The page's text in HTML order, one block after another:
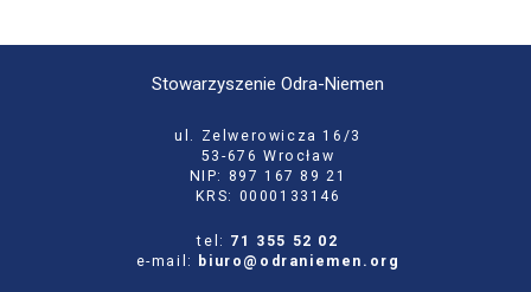
Stowarzyszenie Odra-Niemen
ul. Zelwerowicza 16/3
53-676 Wrocław
NIP: 897 167 89 21
KRS: 0000133146
tel: 71 355 52 02
e-mail:
biuro@odraniemen.org